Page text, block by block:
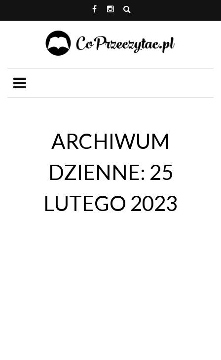
ARCHIWUM
DZIENNE: 25
LUTEGO 2023